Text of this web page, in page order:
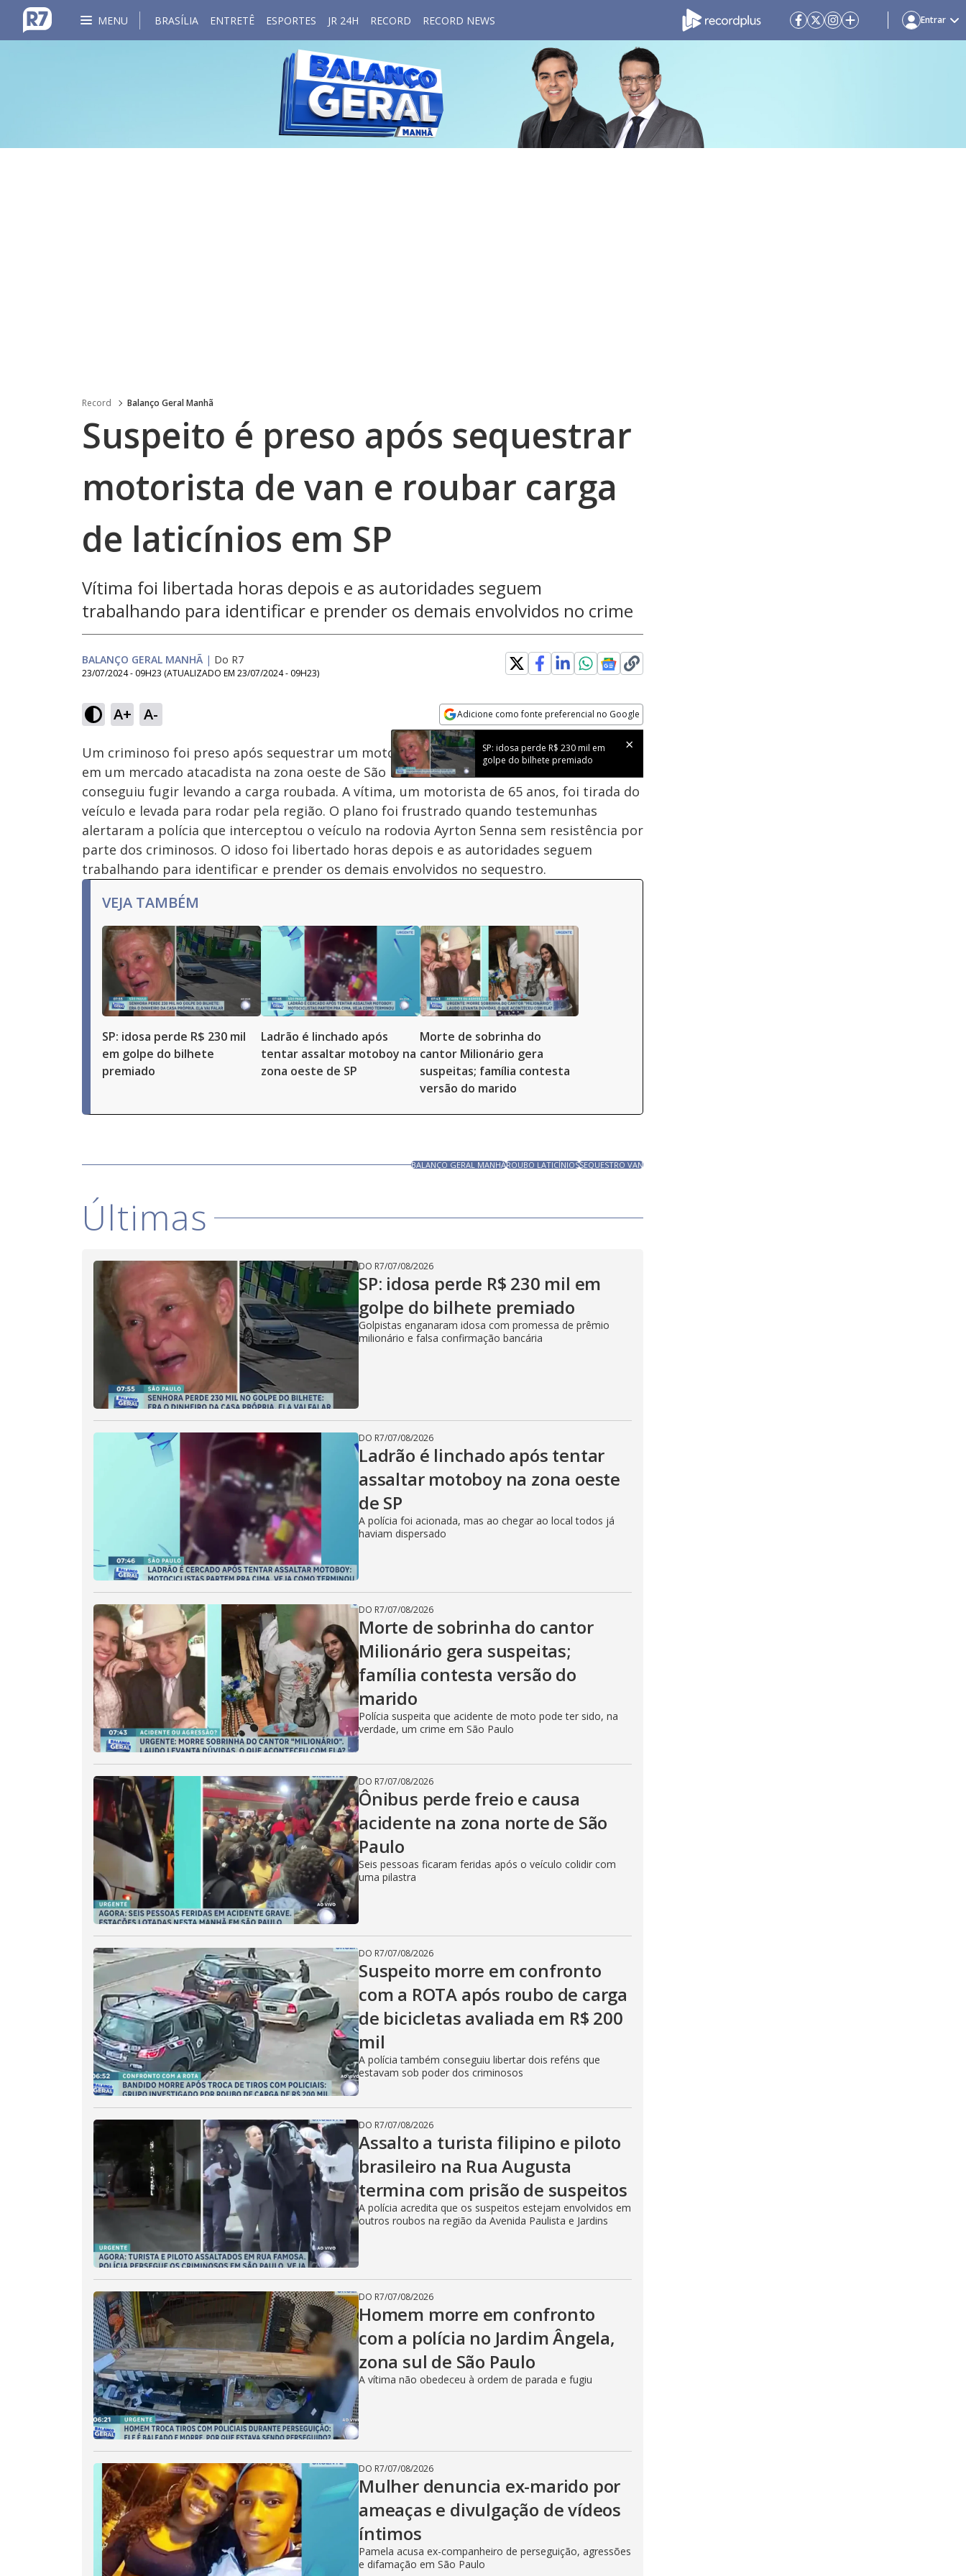
MENU BRASÍLIA ENTRETÊ ESPORTES JR 24H RECORD RECORD NEWS Entrar
Record Balanço Geral Manhã
Suspeito é preso após sequestrar
motorista de van e roubar carga
de laticínios em SP
Vítima foi libertada horas depois e as autoridades seguem
trabalhando para identificar e prender os demais envolvidos no crime
BALANÇO GERAL MANHÃ | Do R7
23/07/2024 - 09H23 (ATUALIZADO EM 23/07/2024 - 09H23)
A+ A- Adicione como fonte preferencial no Google
Opens in new window
SP: idosa perde R$ 230 mil em
golpe do bilhete premiado
Ativar
Som
Velocidade
Um criminoso foi preso após sequestrar um motorista de van carregada com laticínios
em um mercado atacadista na zona oeste de São Paulo. Pelo menos um dos bandidos
conseguiu fugir levando a carga roubada. A vítima, um motorista de 65 anos, foi tirada do
veículo e levada para rodar pela região. O plano foi frustrado quando testemunhas
alertaram a polícia que interceptou o veículo na rodovia Ayrton Senna sem resistência por
parte dos criminosos. O idoso foi libertado horas depois e as autoridades seguem
trabalhando para identificar e prender os demais envolvidos no sequestro.
VEJA TAMBÉM
SP: idosa perde R$ 230 mil
em golpe do bilhete
premiado
Ladrão é linchado após
tentar assaltar motoboy na
zona oeste de SP
Morte de sobrinha do
cantor Milionário gera
suspeitas; família contesta
versão do marido
BALANÇO GERAL MANHÃROUBO LATICÍNIOSSEQUESTRO VAN
Últimas
DO R7/07/08/2026
SP: idosa perde R$ 230 mil em
golpe do bilhete premiado
Golpistas enganaram idosa com promessa de prêmio
milionário e falsa confirmação bancária
DO R7/07/08/2026
Ladrão é linchado após tentar
assaltar motoboy na zona oeste
de SP
A polícia foi acionada, mas ao chegar ao local todos já
haviam dispersado
DO R7/07/08/2026
Morte de sobrinha do cantor
Milionário gera suspeitas;
família contesta versão do
marido
Polícia suspeita que acidente de moto pode ter sido, na
verdade, um crime em São Paulo
DO R7/07/08/2026
Ônibus perde freio e causa
acidente na zona norte de São
Paulo
Seis pessoas ficaram feridas após o veículo colidir com
uma pilastra
DO R7/07/08/2026
Suspeito morre em confronto
com a ROTA após roubo de carga
de bicicletas avaliada em R$ 200
mil
A polícia também conseguiu libertar dois reféns que
estavam sob poder dos criminosos
DO R7/07/08/2026
Assalto a turista filipino e piloto
brasileiro na Rua Augusta
termina com prisão de suspeitos
A polícia acredita que os suspeitos estejam envolvidos em
outros roubos na região da Avenida Paulista e Jardins
DO R7/07/08/2026
Homem morre em confronto
com a polícia no Jardim Ângela,
zona sul de São Paulo
A vítima não obedeceu à ordem de parada e fugiu
DO R7/07/08/2026
Mulher denuncia ex-marido por
ameaças e divulgação de vídeos
íntimos
Pamela acusa ex-companheiro de perseguição, agressões
e difamação em São Paulo